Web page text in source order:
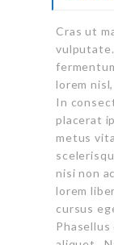
Cras ut
lorem
In
placerat
metus
nisi non
lorem
cursus